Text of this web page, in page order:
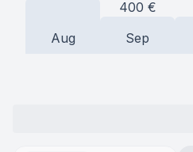
Aug
400 €
Sep